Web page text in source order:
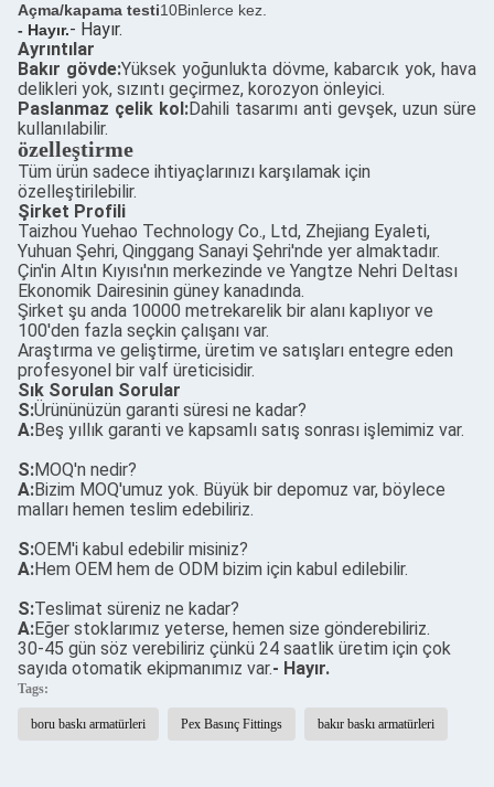
Açma/kapama testi10Binlerce kez.
- Hayır.- Hayır.
Ayrıntılar
Bakır gövde:Yüksek yoğunlukta dövme, kabarcık yok, hava
delikleri yok, sızıntı geçirmez, korozyon önleyici.
Paslanmaz çelik kol:Dahili tasarımı anti gevşek, uzun süre
kullanılabilir.
özelleştirme
Tüm ürün sadece ihtiyaçlarınızı karşılamak için
özelleştirilebilir.
Şirket Profili
Taizhou Yuehao Technology Co., Ltd, Zhejiang Eyaleti,
Yuhuan Şehri, Qinggang Sanayi Şehri'nde yer almaktadır.
Çin'in Altın Kıyısı'nın merkezinde ve Yangtze Nehri Deltası
Ekonomik Dairesinin güney kanadında.
Şirket şu anda 10000 metrekarelik bir alanı kaplıyor ve
100'den fazla seçkin çalışanı var.
Araştırma ve geliştirme, üretim ve satışları entegre eden
profesyonel bir valf üreticisidir.
Sık Sorulan Sorular
S:Ürününüzün garanti süresi ne kadar?
A:Beş yıllık garanti ve kapsamlı satış sonrası işlemimiz var.
S:MOQ'n nedir?
A:Bizim MOQ'umuz yok. Büyük bir depomuz var, böylece
malları hemen teslim edebiliriz.
S:OEM'i kabul edebilir misiniz?
A:Hem OEM hem de ODM bizim için kabul edilebilir.
S:Teslimat süreniz ne kadar?
A:Eğer stoklarımız yeterse, hemen size gönderebiliriz.
30-45 gün söz verebiliriz çünkü 24 saatlik üretim için çok
sayıda otomatik ekipmanımız var.- Hayır.
Tags:
boru baskı armatürleri Pex Basınç Fittings bakır baskı armatürleri